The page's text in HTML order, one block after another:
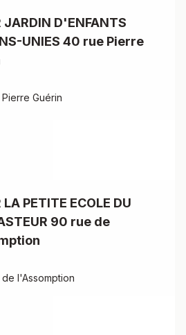
JARDIN D'ENFANTS
UNIES 40 rue Pierre
Guérin
LA PETITE ECOLE DU
90 rue de
l'Assomption